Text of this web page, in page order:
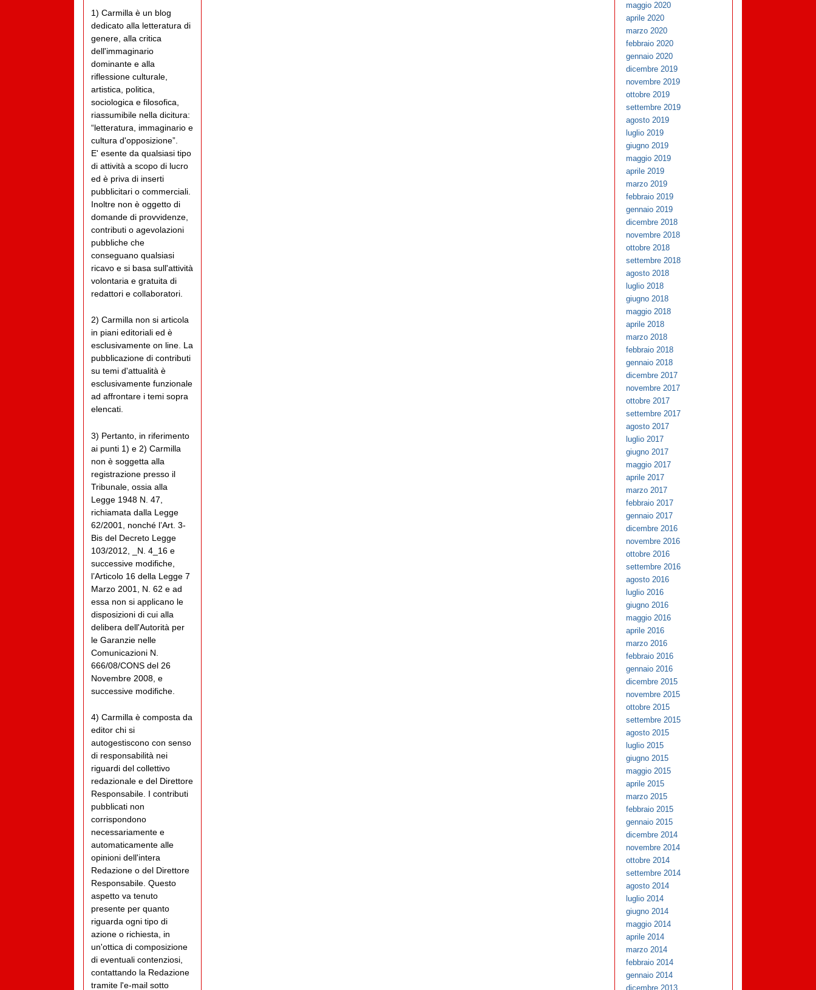
1) Carmilla è un blog
dedicato alla letteratura di
genere, alla critica
dell'immaginario
dominante e alla
riflessione culturale,
artistica, politica,
sociologica e filosofica,
riassumibile nella dicitura:
“letteratura, immaginario e
cultura d'opposizione”.
E' esente da qualsiasi tipo
di attività a scopo di lucro
ed è priva di inserti
pubblicitari o commerciali.
Inoltre non è oggetto di
domande di provvidenze,
contributi o agevolazioni
pubbliche che
conseguano qualsiasi
ricavo e si basa sull'attività
volontaria e gratuita di
redattori e collaboratori.
2) Carmilla non si articola
in piani editoriali ed è
esclusivamente on line. La
pubblicazione di contributi
su temi d'attualità è
esclusivamente funzionale
ad affrontare i temi sopra
elencati.
3) Pertanto, in riferimento
ai punti 1) e 2) Carmilla
non è soggetta alla
registrazione presso il
Tribunale, ossia alla
Legge 1948 N. 47,
richiamata dalla Legge
62/2001, nonché l’Art. 3-
Bis del Decreto Legge
103/2012, _N. 4_16 e
successive modifiche,
l’Articolo 16 della Legge 7
Marzo 2001, N. 62 e ad
essa non si applicano le
disposizioni di cui alla
delibera dell'Autorità per
le Garanzie nelle
Comunicazioni N.
666/08/CONS del 26
Novembre 2008, e
successive modifiche.
4) Carmilla è composta da
editor chi si
autogestiscono con senso
di responsabilità nei
riguardi del collettivo
redazionale e del Direttore
Responsabile. I contributi
pubblicati non
corrispondono
necessariamente e
automaticamente alle
opinioni dell'intera
Redazione o del Direttore
Responsabile. Questo
aspetto va tenuto
presente per quanto
riguarda ogni tipo di
azione o richiesta, in
un'ottica di composizione
di eventuali contenziosi,
contattando la Redazione
tramite l'e-mail sotto
maggio 2020
aprile 2020
marzo 2020
febbraio 2020
gennaio 2020
dicembre 2019
novembre 2019
ottobre 2019
settembre 2019
agosto 2019
luglio 2019
giugno 2019
maggio 2019
aprile 2019
marzo 2019
febbraio 2019
gennaio 2019
dicembre 2018
novembre 2018
ottobre 2018
settembre 2018
agosto 2018
luglio 2018
giugno 2018
maggio 2018
aprile 2018
marzo 2018
febbraio 2018
gennaio 2018
dicembre 2017
novembre 2017
ottobre 2017
settembre 2017
agosto 2017
luglio 2017
giugno 2017
maggio 2017
aprile 2017
marzo 2017
febbraio 2017
gennaio 2017
dicembre 2016
novembre 2016
ottobre 2016
settembre 2016
agosto 2016
luglio 2016
giugno 2016
maggio 2016
aprile 2016
marzo 2016
febbraio 2016
gennaio 2016
dicembre 2015
novembre 2015
ottobre 2015
settembre 2015
agosto 2015
luglio 2015
giugno 2015
maggio 2015
aprile 2015
marzo 2015
febbraio 2015
gennaio 2015
dicembre 2014
novembre 2014
ottobre 2014
settembre 2014
agosto 2014
luglio 2014
giugno 2014
maggio 2014
aprile 2014
marzo 2014
febbraio 2014
gennaio 2014
dicembre 2013